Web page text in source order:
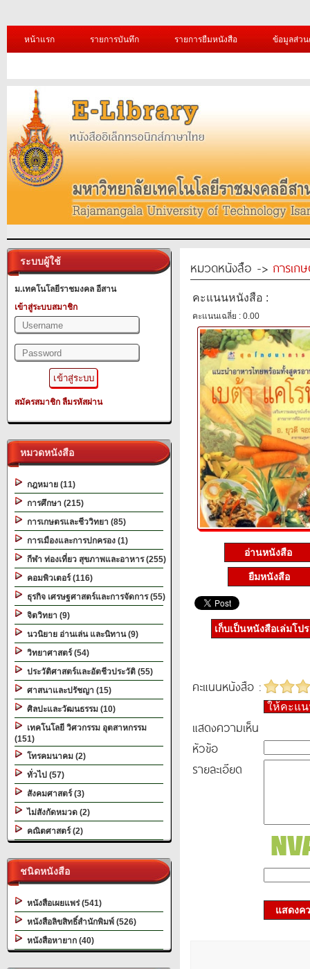
หน้าแรก รายการบันทึก รายการยืมหนังสือ ข้อมูลส่ว
ระบบผู้ใช้
ม.เทคโนโลยีราชมงคล อีสาน
เข้าสู่ระบบสมาชิก
สมัครสมาชิก ลืมรหัสผ่าน
หมวดหนังสือ
กฎหมาย (11)
การศึกษา (215)
การเกษตรและชีววิทยา (85)
การเมืองและการปกครอง (1)
กีฬา ท่องเที่ยว สุขภาพและอาหาร (255)
คอมพิวเตอร์ (116)
ธุรกิจ เศรษฐศาสตร์และการจัดการ (55)
จิตวิทยา (9)
นวนิยาย อ่านเล่น และนิทาน (9)
วิทยาศาสตร์ (54)
ประวัติศาสตร์และอัตชีวประวัติ (55)
ศาสนาและปรัชญา (15)
ศิลปะและวัฒนธรรม (10)
เทคโนโลยี วิศวกรรม อุตสาหกรรม
(151)
โทรคมนาคม (2)
ทั่วไป (57)
สังคมศาสตร์ (3)
ไม่สังกัดหมวด (2)
คณิตศาสตร์ (2)
ชนิดหนังสือ
หนังสือเผยแพร่ (541)
หนังสือลิขสิทธิ์สำนักพิมพ์ (526)
หนังสือหายาก (40)
หมวดหนังสือ -> การเก
คะแนนหนังสือ :
คะแนนเฉลี่ย : 0.00
อ่านหนังสือ
ยืมหนังสือ
เก็บเป็นหนังสือเล่มโป
คะแนนหนังสือ :
ให้คะแ
แสดงความเห็น
หัวข้อ
รายละเอียด
แสดงค